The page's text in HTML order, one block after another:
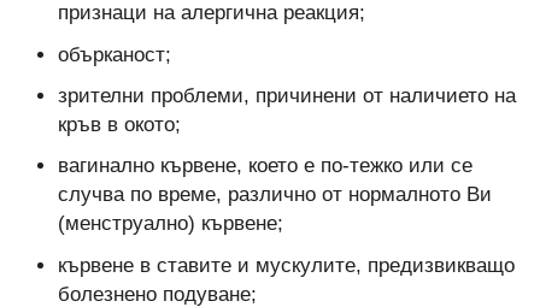
признаци на алергична реакция;
обърканост;
зрителни проблеми, причинени от наличието на
кръв в окото;
вагинално кървене, което е по-тежко или се
случва по време, различно от нормалното Ви
(менструално) кървене;
кървене в ставите и мускулите, предизвикващо
болезнено подуване;